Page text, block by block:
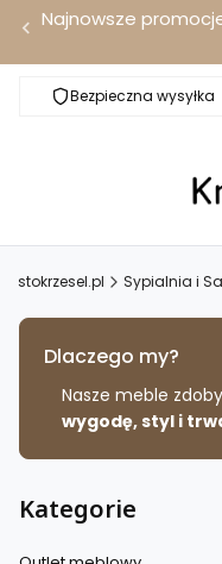
Najnowsze
Bezpieczna wysyłka
stokrzesel.pl Sypialnia i
Dlaczego my?
Nasze meble
wygodę, styl i
Kategorie